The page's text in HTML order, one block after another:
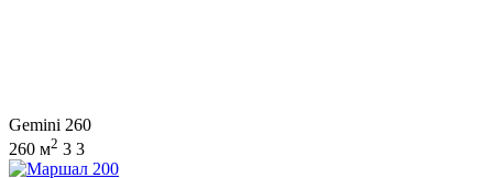
Gemini 260
260 м2 3 3